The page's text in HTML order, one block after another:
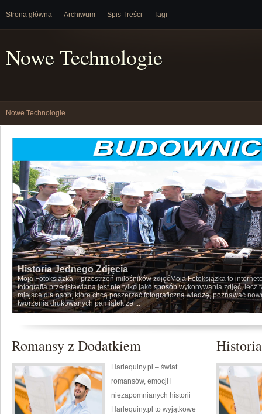
Strona główna Archiwum Spis Treści Tagi
Nowe Technologie
Nowe Technologie
Historia Jednego Zdjęcia
Moja Fotoksiążka – przestrzeń miłośników zdjęćMoja Fotoksiążka to
fotografia przedstawiana jest nie tylko jako sposób wykonywania zdjęć, lecz
miejsce dla osób, które chcą poszerzać fotograficzną wiedzę, poznawać
tworzenia drukowanych pamiątek ze ...
Romansy z Dodatkiem
Harlequiny.pl – świat
romansów, emocji i
niezapomnianych historii
Harlequiny.pl to wyjątkowe